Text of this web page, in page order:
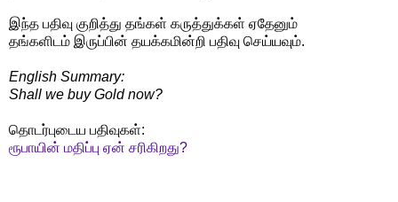
இந்த பதிவு குறித்து தங்கள் கருத்துக்கள் ஏதேனும்
தங்களிடம் இருப்பின் தயக்கமின்றி பதிவு செய்யவும்.
English Summary:
Shall we buy Gold now?
தொடர்புடைய பதிவுகள்:
ரூபாயின் மதிப்பு ஏன் சரிகிறது?